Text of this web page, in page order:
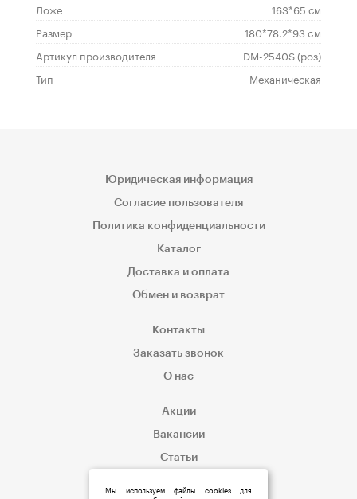
Ложе
163*65 см
Размер
180*78.2*93 cм
Артикул производителя
DM-2540S (роз)
Тип
Механическая
Юридическая информация
Согласие пользователя
Политика конфиденциальности
Каталог
Доставка и оплата
Обмен и возврат
Контакты
Заказать звонок
О нас
Акции
Вакансии
Статьи
Мы используем файлы cookies для